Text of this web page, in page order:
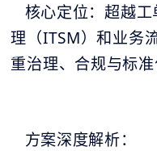
核心定位：超越工
理（ITSM）和业务
重治理、合规与标准
方案深度解析：